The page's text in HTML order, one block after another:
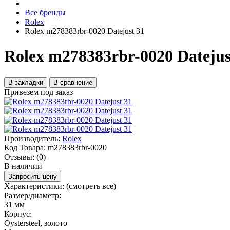
Все бренды
Rolex
Rolex m278383rbr-0020 Datejust 31
Rolex m278383rbr-0020
В закладки В сравнение
Привезем под заказ
Производитель: Rolex
Код Товара: m278383rbr-0020
Отзывы: (0)
В наличии
Запросить цену
Характеристики: (смотреть все)
Размер/диаметр:
31 мм
Корпус:
Oystersteel, золото